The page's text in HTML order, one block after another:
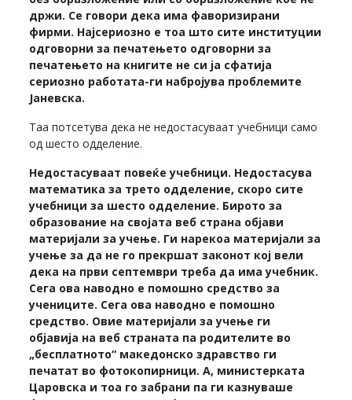
држи. Се говори дека има фаворизирани
фирми. Најсериозно е тоа што сите институции
одговорни за печатењето одговорни за
печатењето на книгите не си ја сфатија
сериозно работата-ги набројува проблемите
Јаневска.
Таа потсетува дека не недостасуваат учебници само
од шесто одделение.
Недостасуваат повеќе учебници. Недостасува
математика за трето одделение, скоро сите
учебници за шесто одделение. Бирото за
образование на својата веб страна објави
материјали за учење. Ги нарекоа материјали за
учење за да не го прекршат законот кој вели
дека на први септември треба да има учебник.
Сега ова наводно е помошно средство за
учениците. Сега ова наводно е помошно
средство. Овие материјали за учење ги
објавија на веб страната па родителите во
„бесплатното“ македонско здравство ги
печатат во фотокопирници. А, министерката
Царовска и тоа го забрани па ги казнуваше